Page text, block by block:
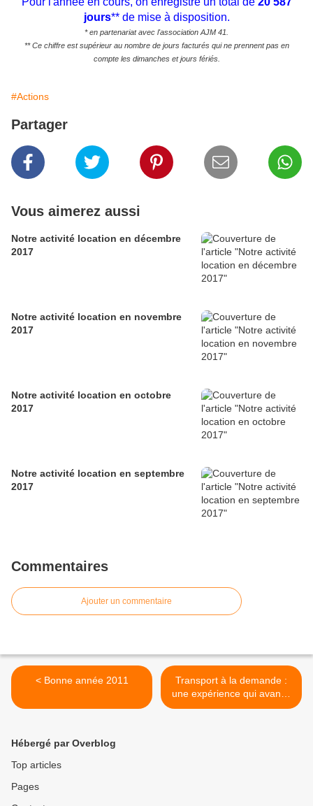
jours** de mise à disposition.
* en partenariat avec l'association AJM 41.
** Ce chiffre est supérieur au nombre de jours facturés qui ne prennent pas en
compte les dimanches et jours fériés.
#Actions
Partager
Vous aimerez aussi
Notre activité location en décembre
2017
Notre activité location en novembre
2017
Notre activité location en octobre
2017
Notre activité location en septembre
2017
Commentaires
Ajouter un commentaire
< Bonne année 2011
Transport à la demande :
une expérience qui avance
(article NR) >
Hébergé par Overblog
Top articles
Pages